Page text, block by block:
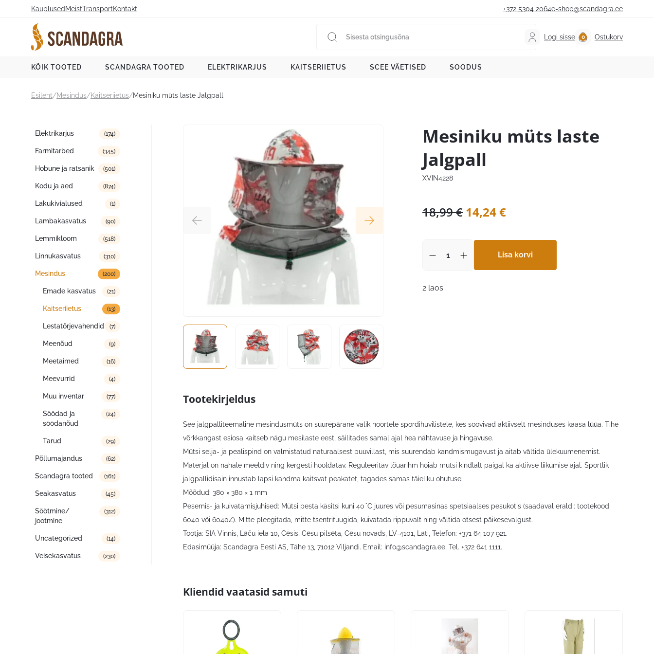
Kauplused MeistTransportKontakt +372 5304 2064e-shop@scandagra.ee
Logi sisse Ostukorv
KÕIK TOOTED SCANDAGRA TOOTED ELEKTRIKARJUS KAITSERIIETUS SCEE VÄETISED SOODUS
Esileht/Mesindus/Kaitseriietus/Mesiniku müts laste Jalgpall
Tootekategooriad
Elektrikarjus (174)
Farmitarbed (345)
Hobune ja ratsanik (501)
Kodu ja aed (874)
Lakukivialused (1)
Lambakasvatus (90)
Lemmikloom (518)
Linnukasvatus (310)
Mesindus (200)
Emade kasvatus (21)
Kaitseriietus (13)
Lestatõrjevahendid (7)
Meenõud (9)
Meetaimed (16)
Meevurrid (4)
Muu inventar (77)
Söödad ja
söödanõud
(24)
Tarud (29)
Põllumajandus (62)
Scandagra tooted (161)
Seakasvatus (45)
Söötmine/
jootmine
(312)
Uncategorized (14)
Veisekasvatus (230)
Mesiniku müts laste
Jalgpall
XVIN4228
18,99€ Algne
oli:
18,99 €.
14,24€Praegune
on:
14,24 €.
Lisa korvi
2 laos
Tootekirjeldus
See jalgpalliteemaline mesindusmüts on suurepärane valik noortele spordihuvilistele, kes soovivad aktiivselt mesinduses kaasa lüüa. Tihe
võrkkangast esiosa kaitseb nägu mesilaste eest, säilitades samal ajal hea nähtavuse ja hingavuse.
Mütsi selja- ja pealispind on valmistatud naturaalsest puuvillast, mis suurendab kandmismugavust ja aitab vältida ülekuumenemist.
Materjal on nahale meeldiv ning kergesti hooldatav. Reguleeritav lõuarihm hoiab mütsi kindlalt paigal ka aktiivse liikumise ajal. Sportlik
jalgpallidisain innustab lapsi kandma kaitsvat peakatet, tagades samas täieliku ohutuse.
Mõõdud: 380 × 380 × 1 mm
Pesemis- ja kuivatamisjuhised: Mütsi pesta käsitsi kuni 40 °C juures või pesumasinas spetsiaalses pesukotis (saadaval eraldi: tootekood
6040 või 6040Z). Mitte pleegitada, mitte tsentrifuugida, kuivatada rippuvalt ning vältida otsest päikesevalgust.
Tootja: SIA Vinnis, Lāču iela 10, Cēsis, Cēsu pilsēta, Cēsu novads, LV-4101, Läti, Telefon: +371 64 107 921.
Edasimüüja: Scandagra Eesti AS, Tähe 13, 71012 Viljandi. Email: info@scandagra.ee , Tel. +372 641 1111.
Kliendid vaatasid samuti